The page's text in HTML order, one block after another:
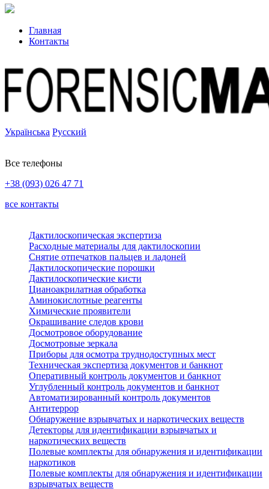
Главная
Контакты
Українська Русский
Все телефоны
+38 (093) 026 47 71
все контакты
Дактилоскопическая экспертиза
Расходные материалы для дактилоскопии
Снятие отпечатков пальцев и ладоней
Дактилоскопические порошки
Дактилоскопические кисти
Цианоакрилатная обработка
Аминокислотные реагенты
Химические проявители
Окрашивание следов крови
Досмотровое оборудование
Досмотровые зеркала
Приборы для осмотра труднодоступных мест
Техническая экспертиза документов и банкнот
Оперативный контроль документов и банкнот
Углубленный контроль документов и банкнот
Автоматизированный контроль документов
Антитеррор
Обнаружение взрывчатых и наркотических веществ
Детекторы для идентификации взрывчатых и
наркотических веществ
Полевые комплекты для обнаружения и идентификации
наркотиков
Полевые комплекты для обнаружения и идентификации
взрывчатых веществ